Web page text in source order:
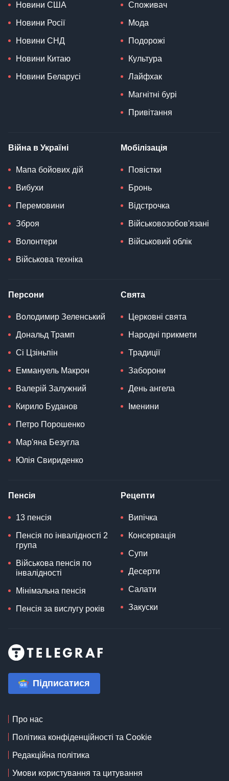
Новини США
Новини Росії
Новини СНД
Новини Китаю
Новини Беларусі
Споживач
Мода
Подорожі
Культура
Лайфхак
Магнітні бурі
Привітання
Війна в Україні
Мапа бойових дій
Вибухи
Перемовини
Зброя
Волонтери
Військова техніка
Мобілізація
Повістки
Бронь
Відстрочка
Військовозобов'язані
Військовий облік
Персони
Володимир Зеленський
Дональд Трамп
Сі Цзіньпін
Еммануель Макрон
Валерій Залужний
Кирило Буданов
Петро Порошенко
Мар'яна Безугла
Юлія Свириденко
Свята
Церковні свята
Народні прикмети
Традиції
Заборони
День ангела
Іменини
Пенсія
13 пенсія
Пенсія по інвалідності 2
група
Військова пенсія по
інвалідності
Мінімальна пенсія
Пенсія за вислугу років
Рецепти
Випічка
Консервація
Супи
Десерти
Салати
Закуски
Підписатися
Про нас
Політика конфіденційності та Cookie
Редакційна політика
Умови користування та цитування